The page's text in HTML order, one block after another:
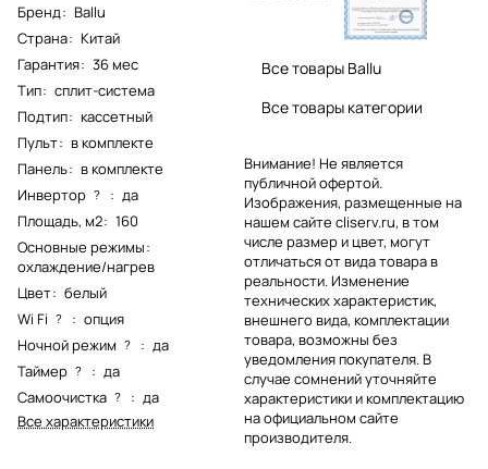
Бренд: Ballu
Страна: Китай
Гарантия: 36 мес
Тип: сплит-система
Подтип: кассетный
Пульт: в комплекте
Панель: в комплекте
Инвертор ? : да
Площадь, м2: 160
Основные режимы:
охлаждение/нагрев
Цвет: белый
Wi Fi ? : опция
Ночной режим ? : да
Таймер ? : да
Самоочистка ? : да
Все характеристики
Все товары Ballu
Все товары категории
Внимание! Не является
публичной офертой.
Изображения, размещенные на
нашем сайте cliserv.ru, в том
числе размер и цвет, могут
отличаться от вида товара в
реальности. Изменение
технических характеристик,
внешнего вида, комплектации
товара, возможны без
уведомления покупателя. В
случае сомнений уточняйте
характеристики и комплектацию
на официальном сайте
производителя.